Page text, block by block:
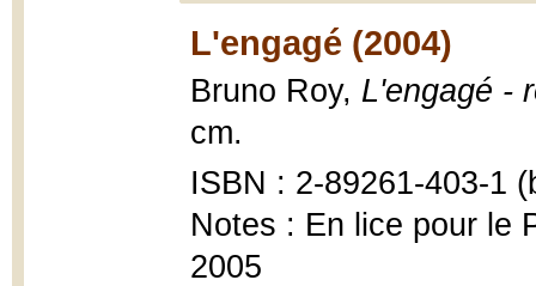
L'engagé (2004)
Bruno Roy, L'engagé -
cm.
ISBN : 2-89261-403-1
Notes : En lice pour le
2005